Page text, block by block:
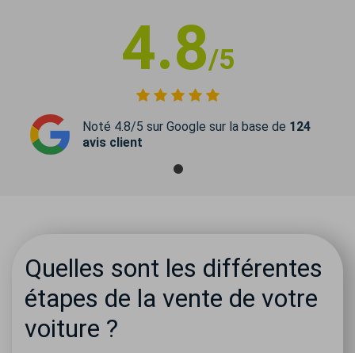
4.8/5
Noté 4.8/5 sur Google sur la base de 124
avis client
Quelles sont les différentes
étapes de la vente de votre
voiture ?